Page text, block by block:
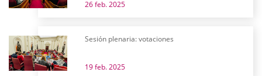
26 feb. 2025
Sesión plenaria: votaciones
19 feb. 2025